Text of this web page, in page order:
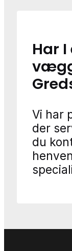
Har I
Vi har
der
du